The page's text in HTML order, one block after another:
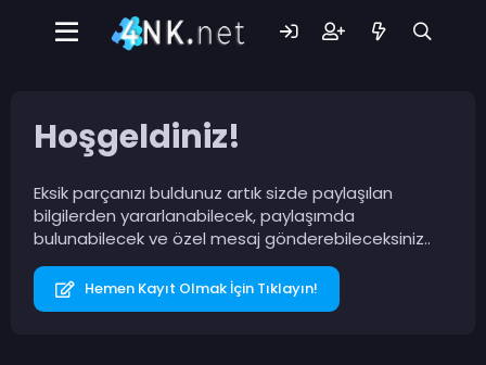
Hoşgeldiniz!
Eksik parçanızı buldunuz artık sizde paylaşılan
bilgilerden yararlanabilecek, paylaşımda
bulunabilecek ve özel mesaj gönderebileceksiniz..
Hemen Kayıt Olmak İçin Tıklayın!